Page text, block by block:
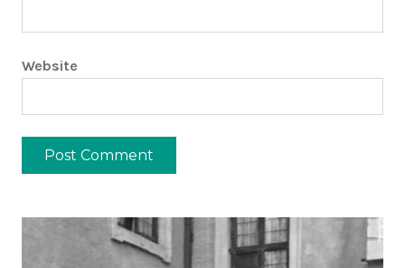
Website